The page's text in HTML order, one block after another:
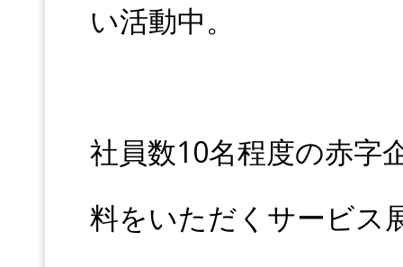
い活動中。
社員数10名程度の赤字
料をいただくサービス